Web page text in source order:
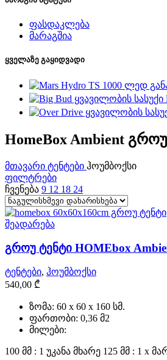
ფასდაკლება
მარაგშია
ყველაზე გაყიდვადი
HomeBox Ambient
მთავარი ტენტები ჰოუმბოქსი
ფილტრები
ჩვენება 9 12 18 24
შეადარება
გროუ ტენტი HOMEbox
ტენტები, ჰოუმბოქსი
540,00 ₾
ზომა: 60 x 60 x 160 სმ.
ფართობი: 0,36 მ2
მილები:
100 მმ : 1 უკანა მხარე 125 მმ : 1 x